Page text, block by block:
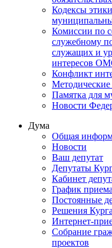
Кодексы
Комиссии по
служебному
служащих и
интересов
Конфликт
Памятка для
Новости
Дума
Общая
Новости
Ваш депутат
Депутаты
Кабинет
График
Постоянные
Решения
Интернет-
Собрание
проектов